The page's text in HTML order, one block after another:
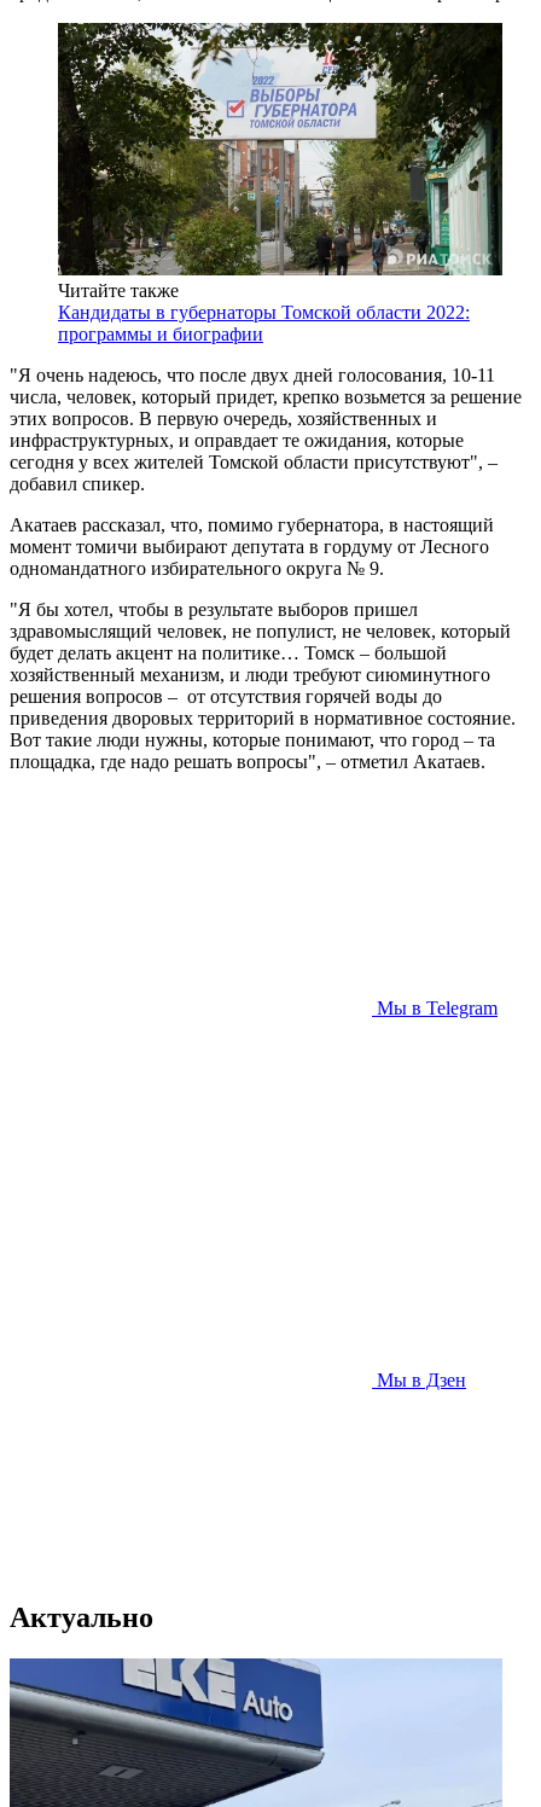
Читайте также
Кандидаты в губернаторы Томской области 2022:
программы и биографии
"Я очень надеюсь, что после двух дней голосования, 10-11
числа, человек, который придет, крепко возьмется за решение
этих вопросов. В первую очередь, хозяйственных и
инфраструктурных, и оправдает те ожидания, которые
сегодня у всех жителей Томской области присутствуют", –
добавил спикер.
Акатаев рассказал, что, помимо губернатора, в настоящий
момент томичи выбирают депутата в гордуму от Лесного
одномандатного избирательного округа № 9.
"Я бы хотел, чтобы в результате выборов пришел
здравомыслящий человек, не популист, не человек, который
будет делать акцент на политике… Томск – большой
хозяйственный механизм, и люди требуют сиюминутного
решения вопросов – от отсутствия горячей воды до
приведения дворовых территорий в нормативное состояние.
Вот такие люди нужны, которые понимают, что город – та
площадка, где надо решать вопросы", – отметил Акатаев.
Мы в Telegram
Мы в Дзен
Актуально